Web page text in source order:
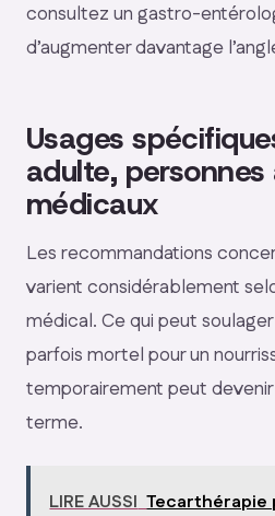
consultez un gastro-
d’augmenter davantage
Usages
adulte,
médicaux
Les recommandations
varient considérablement
médical. Ce qui peut
parfois mortel pour un
temporairement peut
terme.
LIRE AUSSI Tecarthérapie